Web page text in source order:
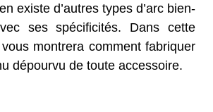
existe d’autres types d’arc bien-
ses spécificités. Dans cette
montrera comment fabriquer
dépourvu de toute accessoire.